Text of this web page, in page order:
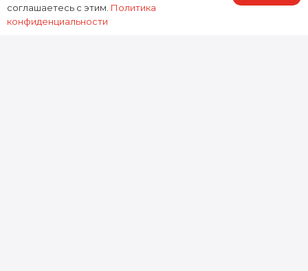
ответственность за результат.
соглашаетесь с этим. Политика
конфиденциальности